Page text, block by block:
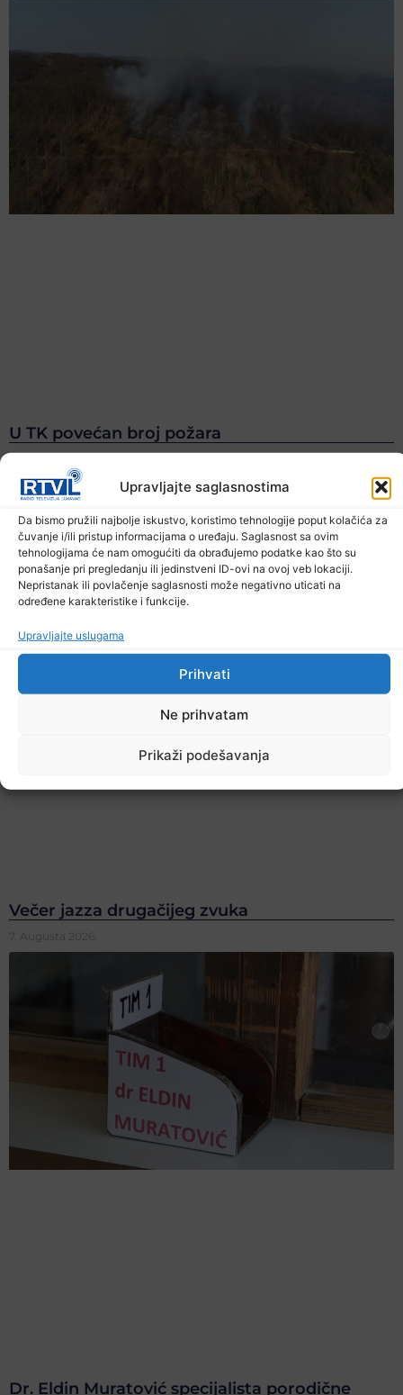
Upravljajte saglasnostima
Da bismo pružili najbolje iskustvo, koristimo tehnologije poput kolačića za
čuvanje i/ili pristup informacijama o uređaju. Saglasnost sa ovim
tehnologijama će nam omogućiti da obrađujemo podatke kao što su
ponašanje pri pregledanju ili jedinstveni ID-ovi na ovoj veb lokaciji.
Nepristanak ili povlačenje saglasnosti može negativno uticati na
određene karakteristike i funkcije.
Upravljajte uslugama
Prihvati
Ne prihvatam
Prikaži podešavanja
U TK povećan broj požara
Večer jazza drugačijeg zvuka
7. Augusta 2026.
Dr. Eldin Muratović specijalista porodične